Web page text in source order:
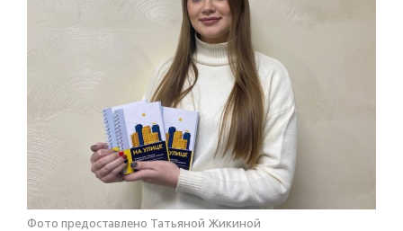
Фото предоставлено Татьяной Жикиной